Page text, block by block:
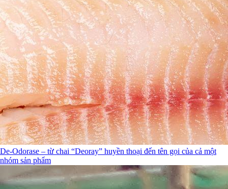
De-Odorase – từ chai “Deoray” huyền thoại đến tên gọi của cả một
nhóm sản phẩm